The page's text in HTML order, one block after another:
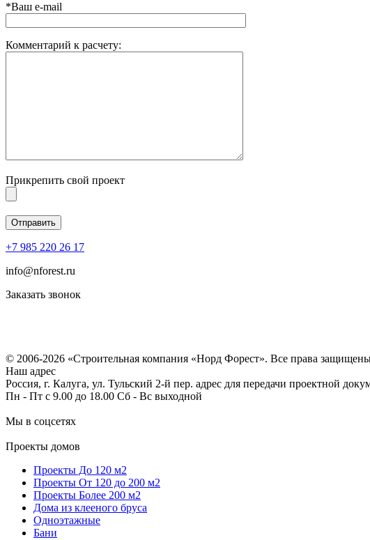
*Ваш e-mail
Комментарий к расчету:
Прикрепить свой проект
+7 985 220 26 17
info@nforest.ru
Заказать звонок
© 2006-2026 «Строительная компания «Норд Форест». Все права
Наш адрес
Россия, г. Калуга, ул. Тульский 2-й пер. адрес для передачи проектной
Пн - Пт с 9.00 до 18.00 Сб - Вс выходной
Мы в соцсетях
Проекты домов
Проекты До 120 м2
Проекты От 120 до 200 м2
Проекты Более 200 м2
Дома из клееного бруса
Одноэтажные
Бани